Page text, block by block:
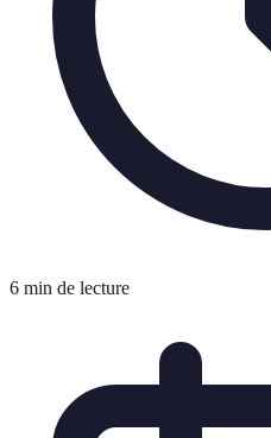
6 min de lecture